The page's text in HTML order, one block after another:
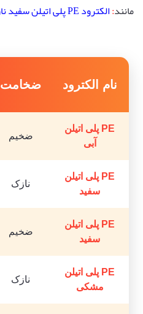
مانند:الکترود PE پلی اتیلن سفید نازک
نام الکترود ضخامت
PE پلی اتیلن
آبی
ضخیم
PE پلی اتیلن
سفید
نازک
PE پلی اتیلن
سفید
ضخیم
PE پلی اتیلن
مشکی
نازک